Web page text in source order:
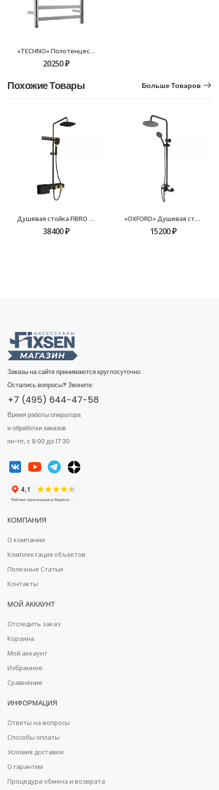
«TECHNO» Полотенцесушитель электрический 600х500 FX-7300 хром
20250₽
Похожие Товары Больше Товаров
Душевая стойка FIBRO «SLOT» FX-9300В черная+золото
38400₽
«OXFORD» Душевая стойка FX-9500B черная
15200₽
Заказы на сайте принимаются круглосуточно.
Остались вопросы? Звоните:
+7 (495) 644-47-58
Время работы оператора
и обработки заказов
пн-пт, с 9:00 до 17:30
КОМПАНИЯ
О компании
Комплектация объектов
Полезные Статьи
Контакты
МОЙ АККАУНТ
Отследить заказ
Корзина
Мой аккаунт
Избранное
Сравнение
ИНФОРМАЦИЯ
Ответы на вопросы
Способы оплаты
Условия доставки
О гарантии
Процедура обмена и возврата